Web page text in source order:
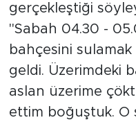
gerçekleştiği
"Sabah 04.30 -
bahçesini sulamak
geldi. Üzerimdeki
aslan üzerime
ettim boğuştuk. O